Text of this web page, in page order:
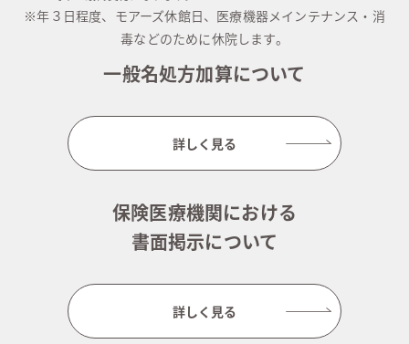
※年３日程度、モアーズ休館日、医療機器メインテナンス・消
毒などのために休院します。
一般名処方加算について
詳しく見る
保険医療機関における
書面掲示について
詳しく見る